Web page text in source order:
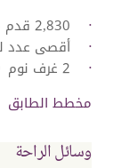
2,830 قدم مكعب / 263 متر مربع
أقصى عدد
2 غرف نوم
مخطط الطابق
وسائل الراحة